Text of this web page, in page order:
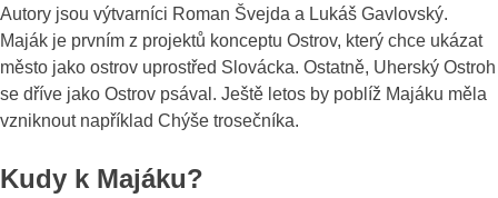
Autory jsou výtvarníci Roman Švejda a Lukáš Gavlovský.
Maják je prvním z projektů konceptu Ostrov, který chce ukázat
město jako ostrov uprostřed Slovácka. Ostatně, Uherský Ostroh
se dříve jako Ostrov psával. Ještě letos by poblíž Majáku měla
vzniknout například Chýše trosečníka.
Kudy k Majáku?